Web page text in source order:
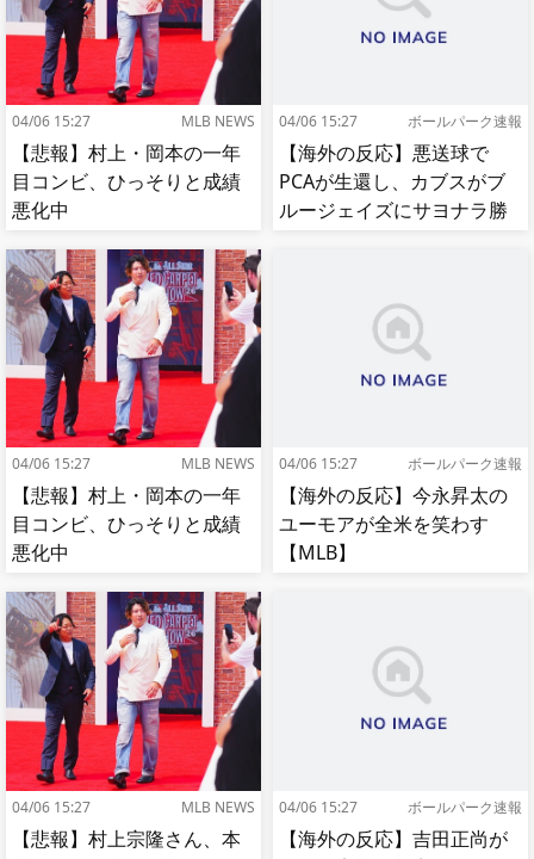
04/06 15:27 MLB NEWS
【悲報】村上・岡本の一年
目コンビ、ひっそりと成績
悪化中
04/06 15:27 ボールパーク速報
【海外の反応】悪送球で
PCAが生還し、カブスがブ
ルージェイズにサヨナラ勝
04/06 15:27 MLB NEWS
【悲報】村上・岡本の一年
目コンビ、ひっそりと成績
悪化中
04/06 15:27 ボールパーク速報
【海外の反応】今永昇太の
ユーモアが全米を笑わす
【MLB】
04/06 15:27 MLB NEWS
【悲報】村上宗隆さん、本
04/06 15:27 ボールパーク速報
【海外の反応】吉田正尚が